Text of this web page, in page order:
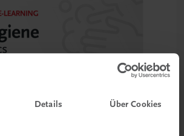
Details Über Cookies